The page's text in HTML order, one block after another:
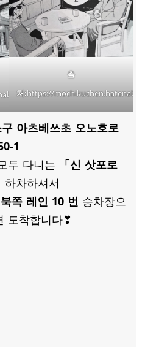
entry/2018/05/05/231754
출
처:https://
아츠베쓰초 오노호로
1
두 다니는 「신 삿포로
하차하셔서
북쪽 레인 10 번 승차장으
도착합니다❣